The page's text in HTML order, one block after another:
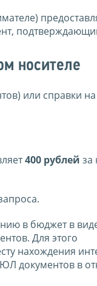
носителе
или справки
400 рублей за
в бюджет в
Для этого
нахождения
документов в